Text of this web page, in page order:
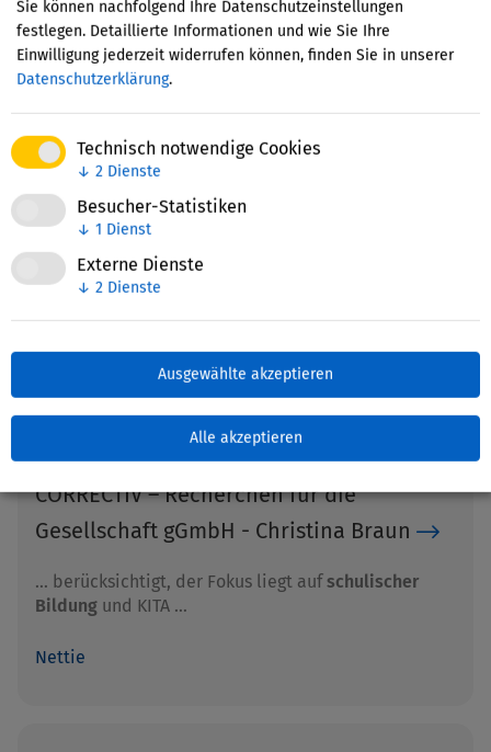
Sie können nachfolgend Ihre Datenschutzeinstellungen
festlegen. Detaillierte Informationen und wie Sie Ihre
Einwilligung jederzeit widerrufen können, finden Sie in unserer
Datenschutzerklärung.
Technisch notwendige Cookies
↓ 2 Dienste
Besucher-Statistiken
↓ 1 Dienst
Externe Dienste
↓ 2 Dienste
Ausgewählte akzeptieren
Alle akzeptieren
https://www.chancen-spiegel.de/chancenspiegel/
(Zugriff: 25.3.2018).
Mehr zu Schulische Bildung
Deutscher Arbeitgeberpreis für Bildung
2019 ausgeschrieben
… einer von vier Kategorien bewerben: frühkindliche
CORRECTIV – Recherchen für die
Gesellschaft gGmbH - Christina Braun
… berücksichtigt, der Fokus liegt aufschulischer
Bildung und KITA …
Nettie